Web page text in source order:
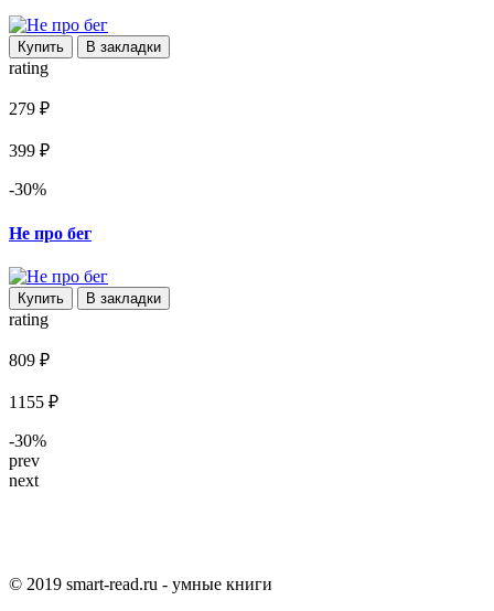
Купить В закладки
rating
279 ₽
399 ₽
-30%
Не про бег
Купить В закладки
rating
809 ₽
1155 ₽
-30%
prev
next
© 2019 smart-read.ru - умные книги